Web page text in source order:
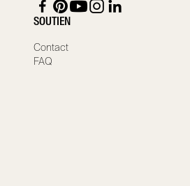
SOUTIEN
Contact
FAQ